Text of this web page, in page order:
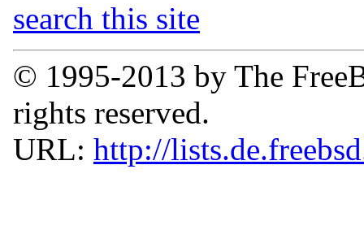
search this site
© 1995-2013 by The
rights reserved.
URL: http://